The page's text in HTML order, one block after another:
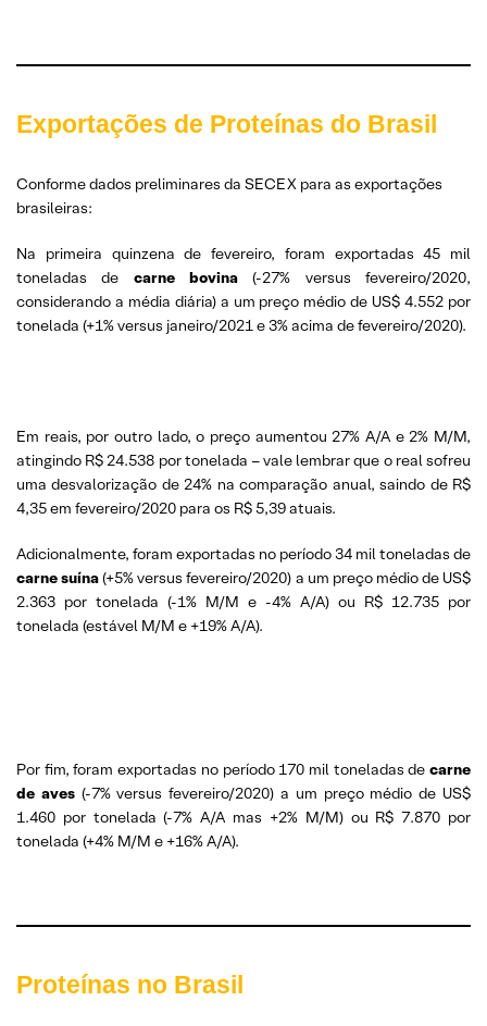
Exportações de Proteínas do Brasil
Conforme dados preliminares da SECEX para as exportações
brasileiras:
Na primeira quinzena de fevereiro, foram exportadas 45 mil
toneladas de carne bovina (-27% versus fevereiro/2020,
considerando a média diária) a um preço médio de US$ 4.552 por
tonelada (+1% versus janeiro/2021 e 3% acima de fevereiro/2020).
Em reais, por outro lado, o preço aumentou 27% A/A e 2% M/M,
atingindo R$ 24.538 por tonelada – vale lembrar que o real sofreu
uma desvalorização de 24% na comparação anual, saindo de R$
4,35 em fevereiro/2020 para os R$ 5,39 atuais.
Adicionalmente, foram exportadas no período 34 mil toneladas de
carne suína(+5% versus fevereiro/2020) a um preço médio de US$
2.363 por tonelada (-1% M/M e -4% A/A) ou R$ 12.735 por
tonelada (estável M/M e +19% A/A).
Por fim, foram exportadas no período 170 mil toneladas de carne
de aves(-7% versus fevereiro/2020) a um preço médio de US$
1.460 por tonelada (-7% A/A mas +2% M/M) ou R$ 7.870 por
tonelada (+4% M/M e +16% A/A).
Proteínas no Brasil